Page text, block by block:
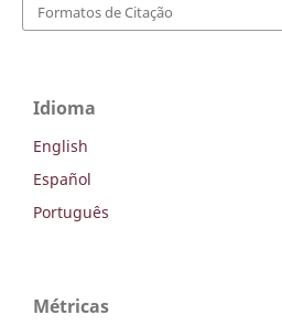
Formatos de Citação
Idioma
English
Español
Português
Métricas